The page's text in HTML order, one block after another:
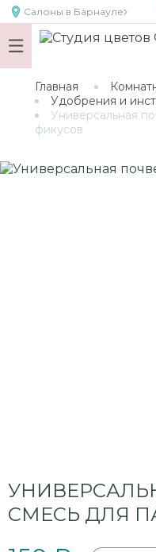
Салоны в Барнауле
Главная
Удобрения и
Универсальная
фикусов
СМЕСЬ ДЛЯ